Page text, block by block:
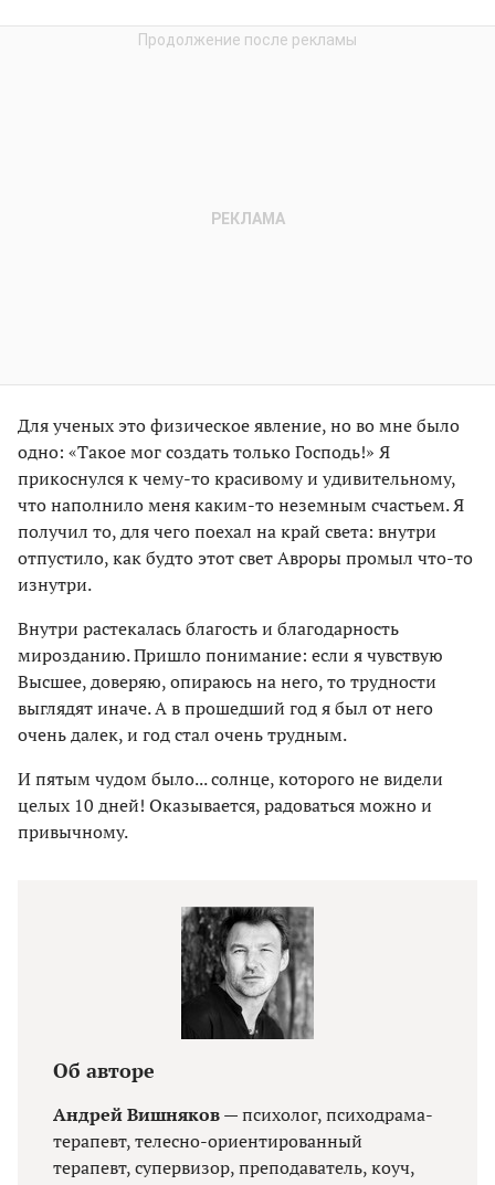
Для ученых это физическое явление, но во мне было
одно: «Такое мог создать только Господь!» Я
прикоснулся к чему-то красивому и удивительному,
что наполнило меня каким-то неземным счастьем. Я
получил то, для чего поехал на край света: внутри
отпустило, как будто этот свет Авроры промыл что-то
изнутри.
Внутри растекалась благость и благодарность
мирозданию. Пришло понимание: если я чувствую
Высшее, доверяю, опираюсь на него, то трудности
выглядят иначе. А в прошедший год я был от него
очень далек, и год стал очень трудным.
И пятым чудом было... солнце, которого не видели
целых 10 дней! Оказывается, радоваться можно и
привычному.
Об авторе
Андрей Вишняков— психолог, психодрама-
терапевт, телесно-ориентированный
терапевт, супервизор, преподаватель, коуч,